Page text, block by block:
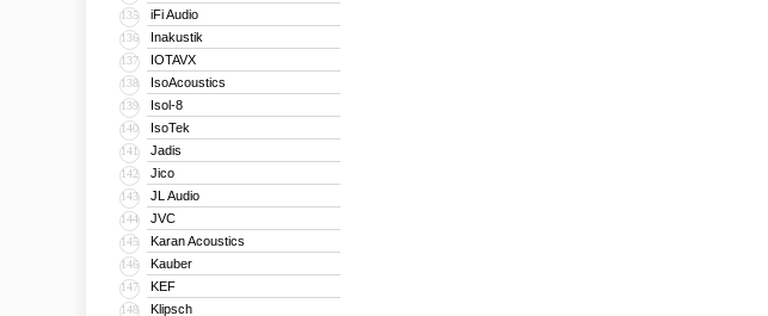
135 iFi Audio
136 Inakustik
137 IOTAVX
138 IsoAcoustics
139 Isol-8
140 IsoTek
141 Jadis
142 Jico
143 JL Audio
144 JVC
145 Karan Acoustics
146 Kauber
147 KEF
148 Klipsch